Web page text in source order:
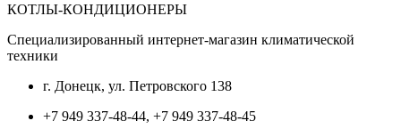
КОТЛЫ-КОНДИЦИОНЕРЫ
Специализированный интернет-магазин климатической
техники
г. Донецк, ул. Петровского 138
+7 949 337-48-44, +7 949 337-48-45